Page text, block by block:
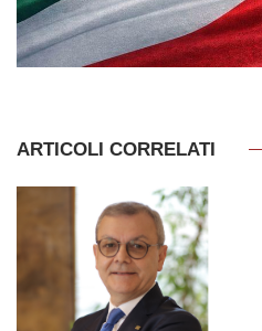
ARTICOLI CORRELATI